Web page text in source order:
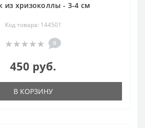
из хризоколлы - 3-4 см
Код товара: 144501
0
450 руб.
В КОРЗИНУ